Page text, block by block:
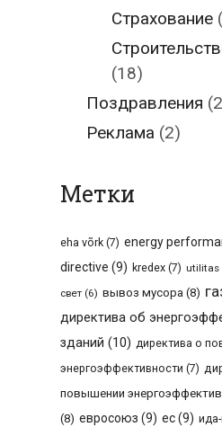
Страхование
(18)
Поздравления
Реклама (2)
Метки
eha võrk (7) energy
directive (9) kredex (7) utilitas
свет (6) вывоз мусора (8)
директива об
зданий (10) директива о
энергоэффективности (7)
повышении
(8) евросоюз (9) ес(9)